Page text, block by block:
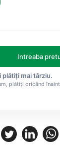
Intreaba
plătiți mai târziu.
plătiți oricând